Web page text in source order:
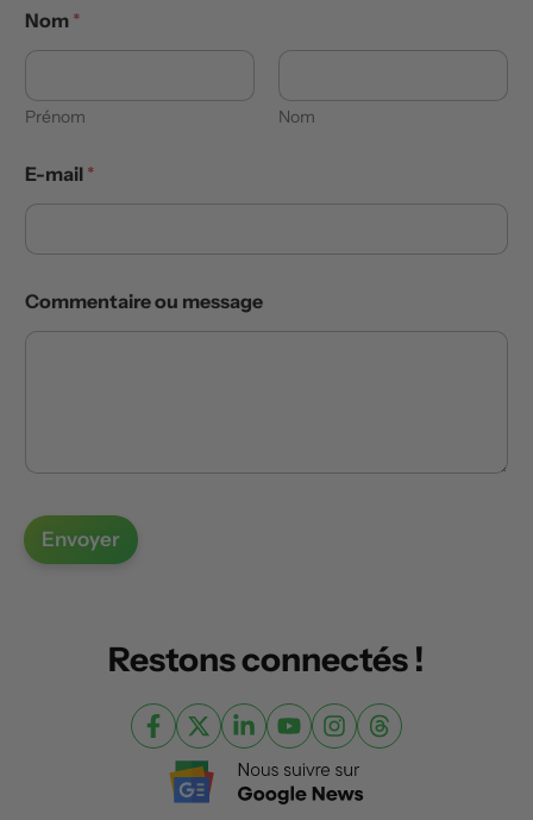
Nom *
Prénom Nom
E-mail *
Commentaire ou message
Envoyer
Restons connectés !